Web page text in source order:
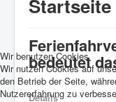
Startseite
bedeutet
Details
Wir benutzen Cookies
Wir nutzen Cookies auf
den Betrieb der Seite,
Nutzererfahrung zu